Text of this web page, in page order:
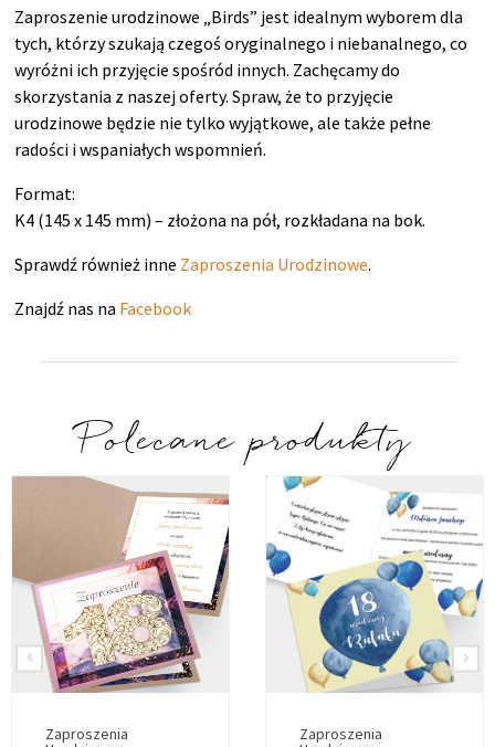
Zaproszenie urodzinowe „Birds” jest idealnym wyborem dla
tych, którzy szukają czegoś oryginalnego i niebanalnego, co
wyróżni ich przyjęcie spośród innych. Zachęcamy do
skorzystania z naszej oferty. Spraw, że to przyjęcie
urodzinowe będzie nie tylko wyjątkowe, ale także pełne
radości i wspaniałych wspomnień.
Format:
K4 (145 x 145 mm) – złożona na pół, rozkładana na bok.
Sprawdź również inne Zaproszenia Urodzinowe.
Znajdź nas na Facebook
Polecane produkty
Zaproszenia Zaproszenia